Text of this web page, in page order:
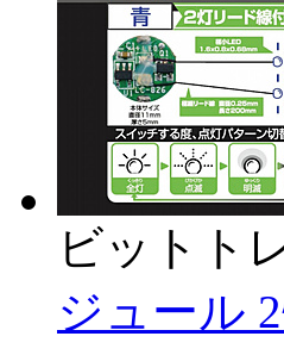
ビットト
ジュール